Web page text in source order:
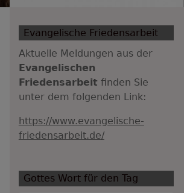
Evangelische Friedensarbeit
Aktuelle Meldungen aus der
Evangelischen
Friedensarbeit finden Sie
unter dem folgenden Link:
https://www.evangelische-
friedensarbeit.de/
Gottes Wort für den Tag